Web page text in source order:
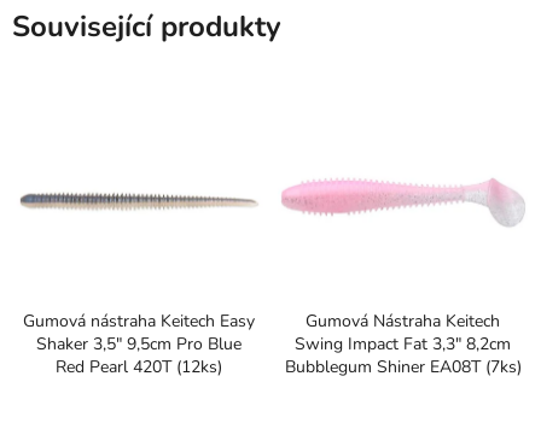
Související produkty
Gumová nástraha Keitech Easy
Shaker 3,5" 9,5cm Pro Blue
Red Pearl 420T (12ks)
Gumová Nástraha Keitech
Swing Impact Fat 3,3" 8,2cm
Bubblegum Shiner EA08T (7ks)